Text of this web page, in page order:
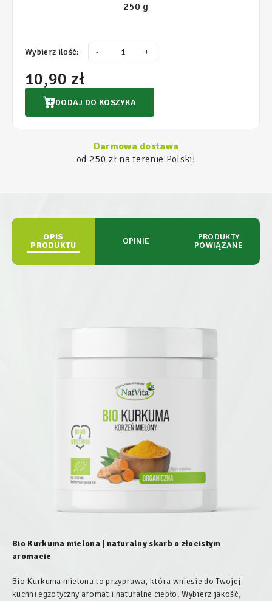
250 g
Wybierz ilość: - +
10,90 zł
DODAJ DO KOSZYKA
Darmowa dostawa
od 250 zł na terenie Polski!
OPIS
PRODUKTU
OPINIE
PRODUKTY
POWIĄZANE
Bio Kurkuma mielona
naturalny skarb o złocistym
aromacie
Bio Kurkuma mielona to przyprawa, która wniesie do Twojej
kuchni egzotyczny aromat i naturalne ciepło. Wybierz jakość,